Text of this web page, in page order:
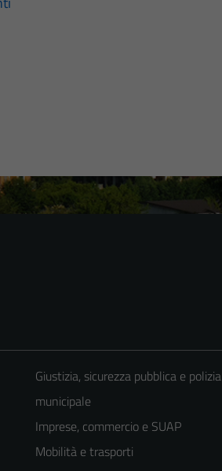
Giustizia, sicurezza pubblica e polizia
municipale
Imprese, commercio e SUAP
Mobilità e trasporti